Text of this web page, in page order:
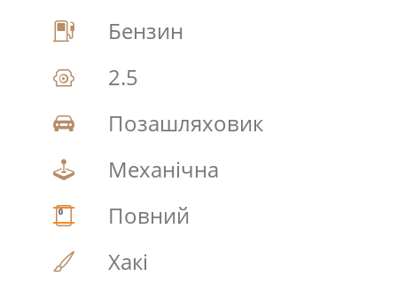
Бензин
2.5
Позашляховик
Механічна
Повний
Хакі